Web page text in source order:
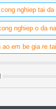
nghiep tai da
nghiep o da
em be gia re